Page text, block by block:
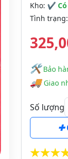
Kho: ✔ Có
Tình trạng:
🛠 Bảo
🚚Giao
Số lượng